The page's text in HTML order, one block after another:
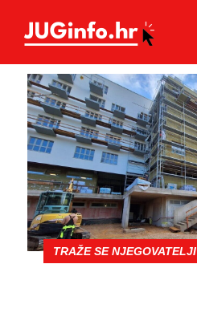
TRAŽE SE NJEGOVATELJI